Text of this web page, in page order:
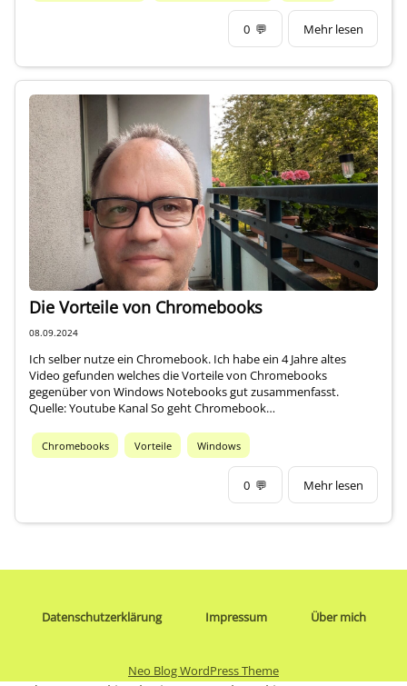
0 💬 Mehr lesen
Die Vorteile von Chromebooks
08.09.2024
Ich selber nutze ein Chromebook. Ich habe ein 4 Jahre altes
Video gefunden welches die Vorteile von Chromebooks
gegenüber von Windows Notebooks gut zusammenfasst.
Quelle: Youtube Kanal So geht Chromebook…
Chromebooks Vorteile Windows
0 💬 Mehr lesen
Datenschutzerklärung Impressum Über mich
Neo Blog WordPress Theme